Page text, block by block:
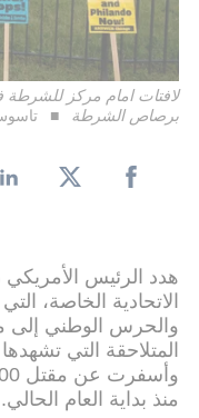
لافتات امام مركز للشرطة
برصاص الشرطة
هدد الرئيس الأمريكي
الاتحادية الخاصة،
والحرس الوطني إلى
المتلاحقة التي
منذ بداية العام الحالي.